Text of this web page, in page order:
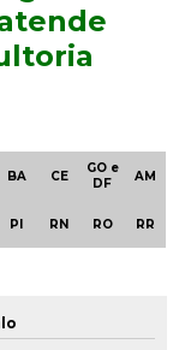
BA CE
GO e
DF
AM
PI RN RO RR